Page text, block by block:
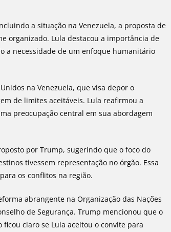
a situação na Venezuela, a proposta de
organizado. Lula destacou a importância de
a necessidade de um enfoque humanitário
na Venezuela, que visa depor o
de limites aceitáveis. Lula reafirmou a
preocupação central em sua abordagem
por Trump, sugerindo que o foco do
tivessem representação no órgão. Essa
os conflitos na região.
abrangente na Organização das Nações
de Segurança. Trump mencionou que o
claro se Lula aceitou o convite para